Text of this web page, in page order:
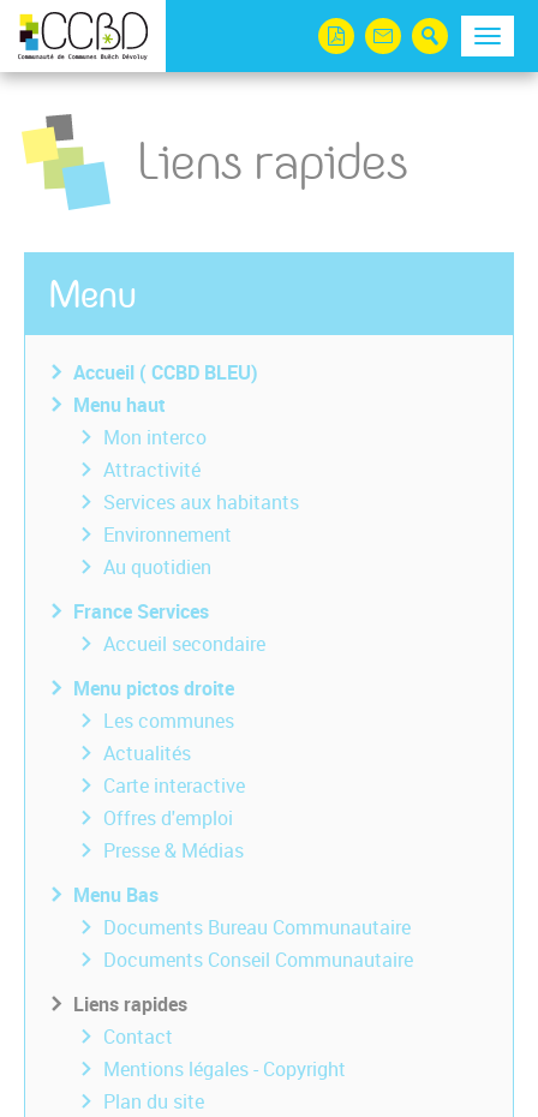
Liens rapides
Menu
Accueil ( CCBD BLEU)
Menu haut
Mon interco
Attractivité
Services aux habitants
Environnement
Au quotidien
France Services
Accueil secondaire
Menu pictos droite
Les communes
Actualités
Carte interactive
Offres d'emploi
Presse & Médias
Menu Bas
Documents Bureau Communautaire
Documents Conseil Communautaire
Liens rapides
Contact
Mentions légales - Copyright
Plan du site
Menu
Panneau de gestion des cookies